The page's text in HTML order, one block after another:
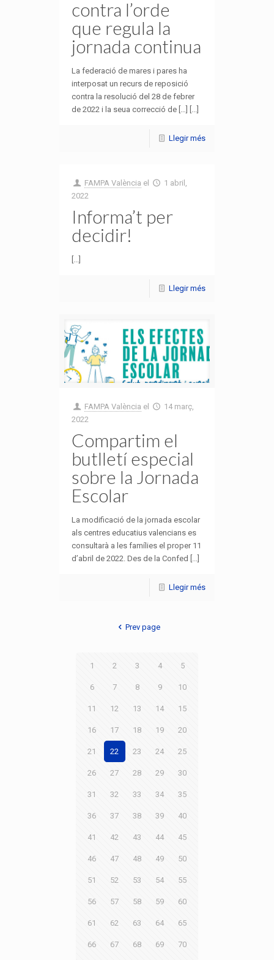
contra l’orde
que regula la
jornada continua
La federació de mares i pares ha
interposat un recurs de reposició
contra la resolució del 28 de febrer
de 2022 i la seua correcció de […] [...]
Llegir més
FAMPA València el
1 abril,
2022
Informa’t per
decidir!
[...]
Llegir més
FAMPA València el
14 març,
2022
Compartim el
butlletí especial
sobre la Jornada
Escolar
La modificació de la jornada escolar
als centres educatius valencians es
consultarà a les famílies el proper 11
d’abril de 2022. Des de la Confed [...]
Llegir més
Prev page
1 2 3 4 5
6 7 8 9 10
11 12 13 14 15
16 17 18 19 20
21 22 23 24 25
26 27 28 29 30
31 32 33 34 35
36 37 38 39 40
41 42 43 44 45
46 47 48 49 50
51 52 53 54 55
56 57 58 59 60
61 62 63 64 65
66 67 68 69 70